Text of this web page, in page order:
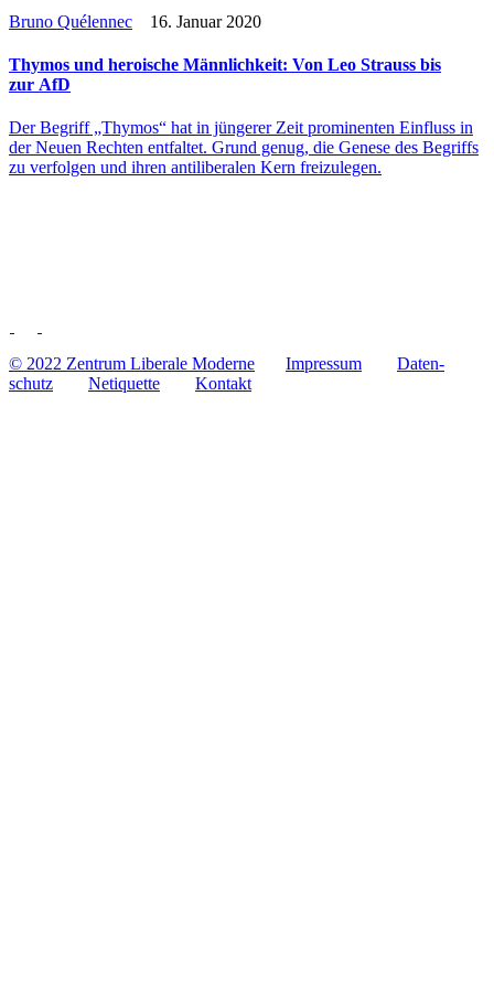
Bruno Quélennec 16. Januar 2020
Thymos und heroi­sche Männ­lich­keit: Von Leo Strauss bis
zur AfD
Der Begriff „Thymos“ hat in jün­ge­rer Zeit pro­mi­nen­ten Ein­fluss in
der Neuen Rechten ent­fal­tet. Grund genug, die Genese des Begriffs
zu ver­fol­gen und ihren anti­li­be­ra­len Kern freizulegen.
© 2022 Zentrum Libe­rale Moderne Impres­sum
Daten­
schutz
Neti­quette Kontakt